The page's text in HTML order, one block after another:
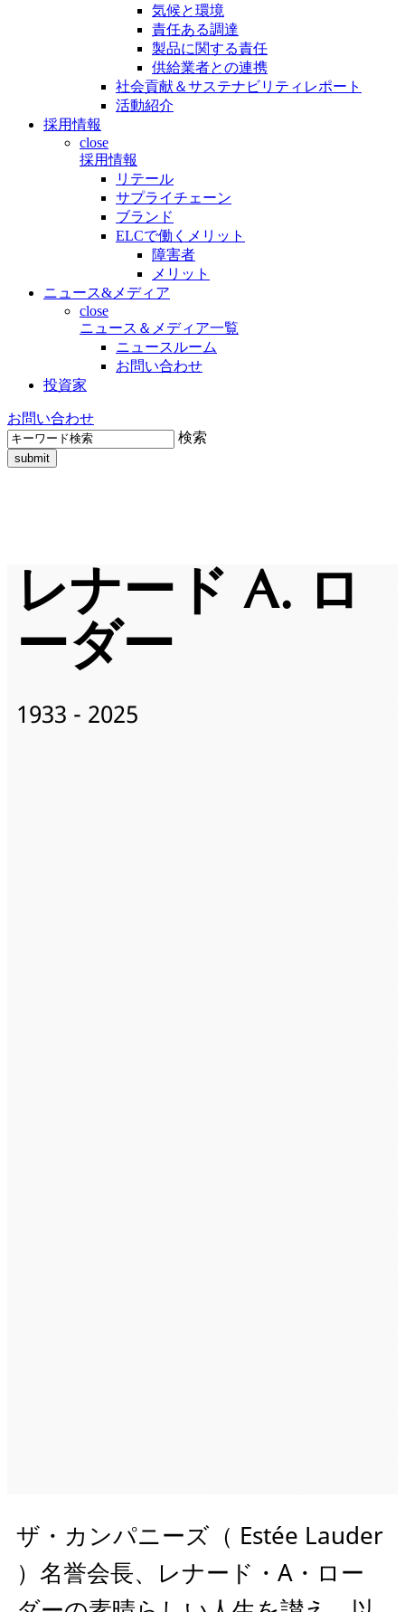
気候と環境
責任ある調達
製品に関する責任
供給業者との連携
社会貢献＆サステナビリティレポート
活動紹介
採用情報
close
採用情報
リテール
サプライチェーン
ブランド
ELCで働くメリット
障害者
メリット
ニュース&メディア
close
ニュース＆メディア一覧
ニュースルーム
お問い合わせ
投資家
お問い合わせ
検索
レナード A. ロ
ーダー
1933 - 2025
ザ・カンパニーズ（ Estée Lauder
）名誉会長、レナード・A・ロー